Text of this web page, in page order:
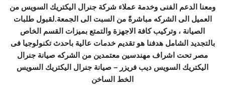
ومعنا الدعم الفنى وخدمة عملاء شركة جنرال اليكتريك السويس من
العميل الى الشركه مباشرةً من السبت الى الجمعة.لقبول طلبات
الصيانة ، وتركيب كافة الاجهزة والتمتع بميزات القسم الخاص
بالتجديد الشامل هدفنا هو تقديم خدمات عالية باحدث تكنولوجيا فى
مصر تحت اشراف مهندسين معتمدين من الشركه صيانة جنرال
اليكتريك السويس ديب فريزر – صيانة جنرال اليكتريك السويس
الخط الساخن